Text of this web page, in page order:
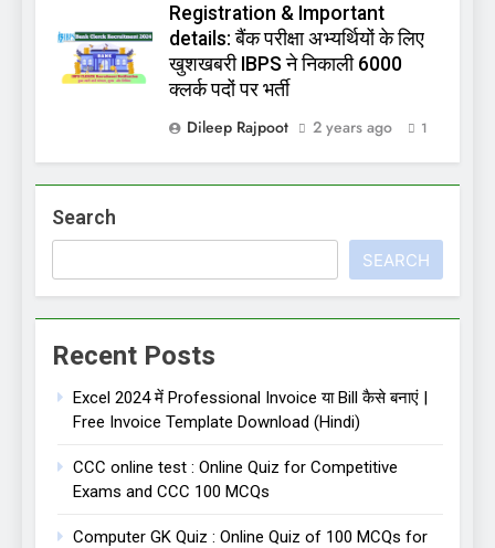
Registration & Important
details: बैंक परीक्षा अभ्यर्थियों के लिए
खुशखबरी IBPS ने निकाली 6000
क्लर्क पदों पर भर्ती
Dileep Rajpoot
2 years ago 1
Search
SEARCH
Recent Posts
Excel 2024 में Professional Invoice या Bill कैसे बनाएं |
Free Invoice Template Download (Hindi)
CCC online test : Online Quiz for Competitive
Exams and CCC 100 MCQs
Computer GK Quiz : Online Quiz of 100 MCQs for